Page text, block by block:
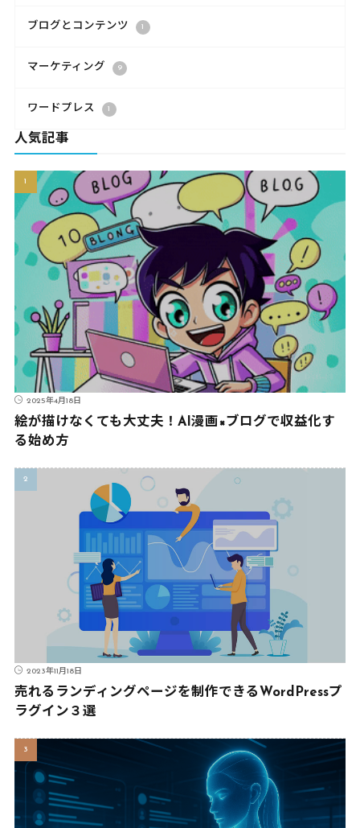
ブログとコンテンツ 1
マーケティング 9
ワードプレス 1
人気記事
2025年4月18日
絵が描けなくても大丈夫！AI漫画×ブログで収益化す
る始め方
2023年11月18日
売れるランディングページを制作できるWordPressプ
ラグイン３選